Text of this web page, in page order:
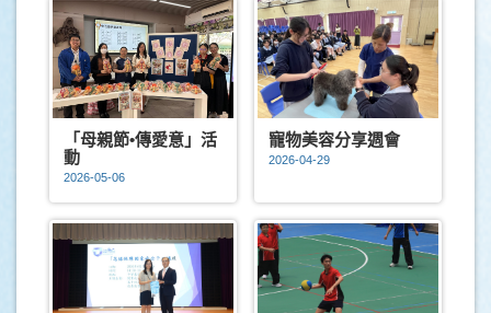
「母親節•傳愛意」活
動
2026-05-06
寵物美容分享週會
2026-04-29